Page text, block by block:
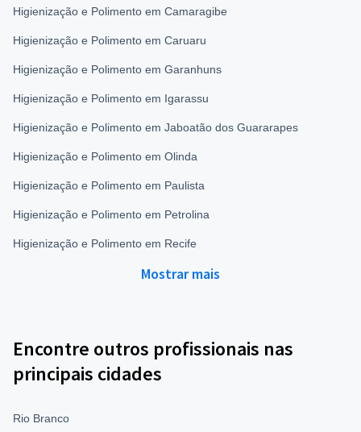
Higienização e Polimento em Camaragibe
Higienização e Polimento em Caruaru
Higienização e Polimento em Garanhuns
Higienização e Polimento em Igarassu
Higienização e Polimento em Jaboatão dos Guararapes
Higienização e Polimento em Olinda
Higienização e Polimento em Paulista
Higienização e Polimento em Petrolina
Higienização e Polimento em Recife
Mostrar mais
Encontre outros profissionais nas
principais cidades
Rio Branco